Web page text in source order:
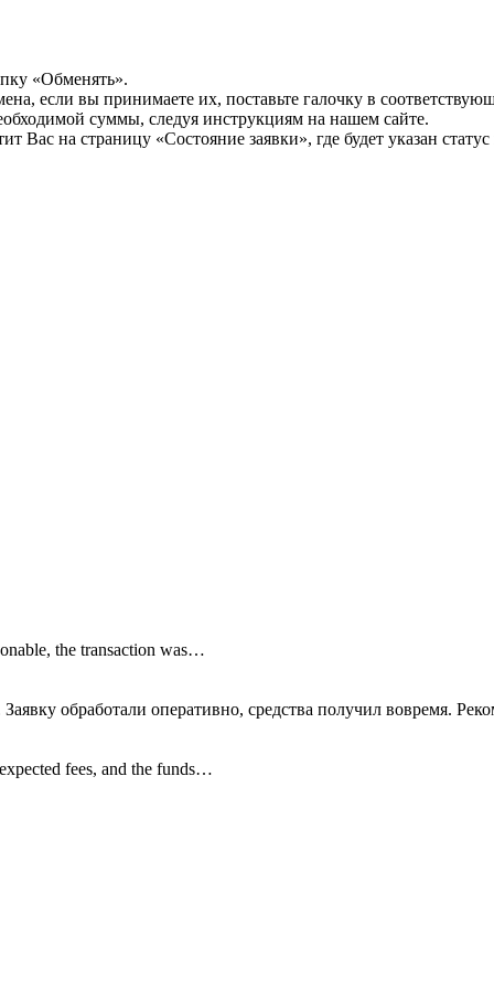
«Обменять».
если вы принимаете их, поставьте галочку в
суммы, следуя инструкциям на нашем сайте.
Вас на страницу «Состояние заявки», где будет указан
the transaction was…
обработали оперативно, средства получил вовремя.
fees, and the funds…